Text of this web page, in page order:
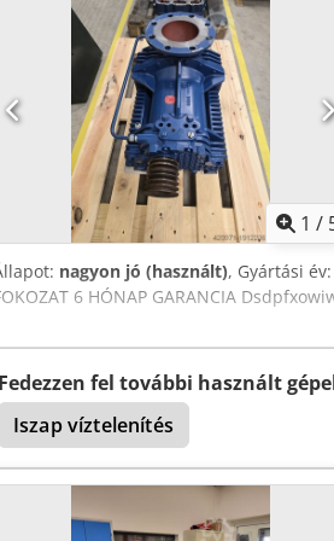
1 /
nagyon jó (használt), Gyártási év:
6 HÓNAP GARANCIA
fel további használt
Iszap víztelenítés